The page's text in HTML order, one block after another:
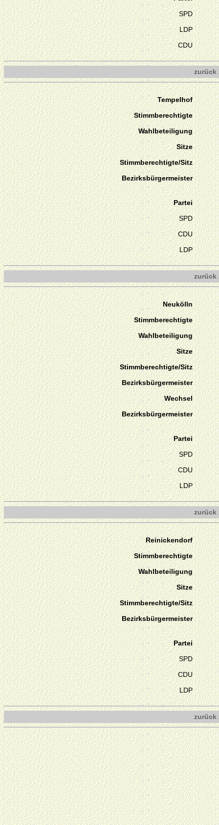
SPD
LDP
CDU
zurück
Tempelhof
Stimmberechtigte
Wahlbeteiligung
Sitze
Stimmberechtigte/Sitz
Bezirksbürgermeister
Partei
SPD
CDU
LDP
zurück
Neukölln
Stimmberechtigte
Wahlbeteiligung
Sitze
Stimmberechtigte/Sitz
Bezirksbürgermeister
Wechsel
Bezirksbürgermeister
Partei
SPD
CDU
LDP
zurück
Reinickendorf
Stimmberechtigte
Wahlbeteiligung
Sitze
Stimmberechtigte/Sitz
Bezirksbürgermeister
Partei
SPD
CDU
LDP
zurück